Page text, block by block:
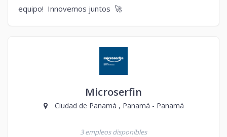
equipo! Innovemos juntos 🚀
Microserfin
Ciudad de Panamá , Panamá - Panamá
3 empleos disponibles